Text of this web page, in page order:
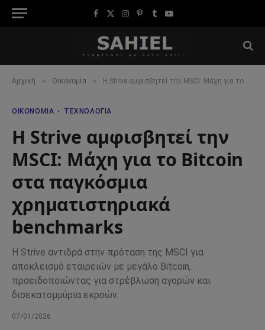
Facebook
X
Instagram
Pinterest
TumblrYouTube
Αρχική » Οικονομία » Η Strive αμφισβητεί την MSCI: Μάχη για το Bitcoin στα παγκόσμια χρηματιστηριακά benchmarks
ΟΙΚΟΝΟΜΊΑ ΤΕΧΝΟΛΟΓΊΑ
Η Strive αμφισβητεί την
MSCI: Μάχη για το Bitcoin
στα παγκόσμια
χρηματιστηριακά
benchmarks
Η Strive αντιδρά στην πρόταση της MSCI για
αποκλεισμό εταιρειών με μεγάλο Bitcoin,
προειδοποιώντας για στρέβλωση αγορών και
δισεκατομμύρια εκροών.
07/01/2026